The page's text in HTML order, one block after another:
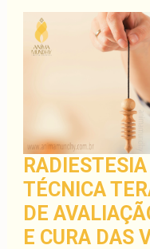
TÉCNICA
DE
E CURA DAS